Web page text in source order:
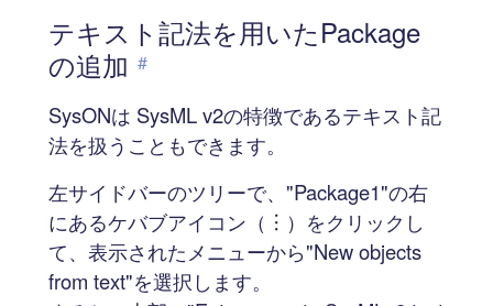
テキスト記法を用いたPackage
の追加 #
SysONは SysML v2の特徴であるテキスト記
法を扱うこともできます。
左サイドバーのツリーで、"Package1"の右
にあるケバブアイコン（︙）をクリックし
て、表示されたメニューから"New objects
from text"を選択します。